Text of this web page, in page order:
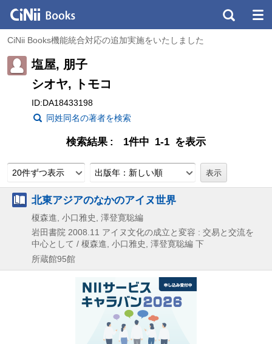
CiNii Books機能統合対応の追加実施をいたしました
塩屋, 朋子
シオヤ, トモコ
ID:DA18433198
同姓同名の著者を検索
検索結果 1件中 1-1 を表示
20件ずつ表示 出版年：新しい順
北東アジアのなかのアイヌ世界
榎森進, 小口雅史, 澤登寛聡編
岩田書院 2008.11 アイヌ文化の成立と変容 : 交易と交流を
中心として / 榎森進, 小口雅史,
澤登寛聡編 下
所蔵館95館